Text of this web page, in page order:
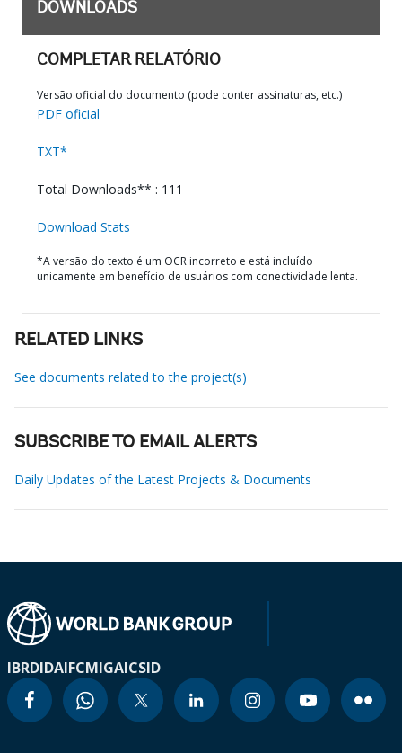
DOWNLOADS
COMPLETAR RELATÓRIO
Versão oficial do documento (pode conter assinaturas, etc.)
PDF oficial
TXT*
Total Downloads** : 111
Download Stats
*A versão do texto é um OCR incorreto e está incluído
unicamente em benefício de usuários com conectividade lenta.
RELATED LINKS
See documents related to the project(s)
SUBSCRIBE TO EMAIL ALERTS
Daily Updates of the Latest Projects & Documents
IBRDIDAIFCMIGAICSID